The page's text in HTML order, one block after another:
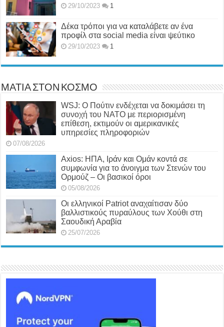
29/10/2023 1
Δέκα τρόποι για να καταλάβετε αν ένα
προφίλ στα social media είναι ψεύτικο
29/10/2023 1
ΜΑΤΙΑ ΣΤΟΝ ΚΟΣΜΟ
WSJ: Ο Πούτιν ενδέχεται να δοκιμάσει τη
συνοχή του ΝΑΤΟ με περιορισμένη
επίθεση, εκτιμούν οι αμερικανικές
υπηρεσίες πληροφοριών
07/08/2026
Axios: ΗΠΑ, Ιράν και Ομάν κοντά σε
συμφωνία για το άνοιγμα των Στενών του
Ορμούζ – Οι βασικοί όροι
05/08/2026
Οι ελληνικοί Patriot αναχαίτισαν δύο
βαλλιστικούς πυραύλους των Χούθι στη
Σαουδική Αραβία
25/07/2026